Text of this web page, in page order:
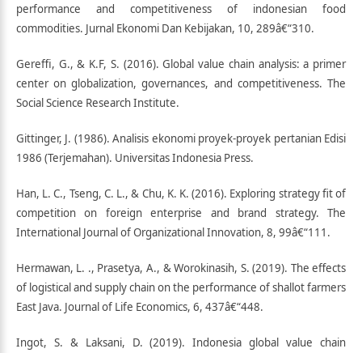
performance and competitiveness of indonesian food
commodities. Jurnal Ekonomi Dan Kebijakan, 10, 289â€“310.
Gereffi, G., & K.F, S. (2016). Global value chain analysis: a primer
center on globalization, governances, and competitiveness. The
Social Science Research Institute.
Gittinger, J. (1986). Analisis ekonomi proyek-proyek pertanian Edisi
1986 (Terjemahan). Universitas Indonesia Press.
Han, L. C., Tseng, C. L., & Chu, K. K. (2016). Exploring strategy fit of
competition on foreign enterprise and brand strategy. The
International Journal of Organizational Innovation, 8, 99â€“111.
Hermawan, L. ., Prasetya, A., & Worokinasih, S. (2019). The effects
of logistical and supply chain on the performance of shallot farmers
East Java. Journal of Life Economics, 6, 437â€“448.
Ingot, S. & Laksani, D. (2019). Indonesia global value chain